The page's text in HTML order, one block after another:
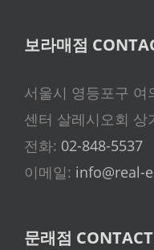
보라매점
서울시 영등포구 여
센터 살레시오회 상
전화: 02-848-5537
이메일: info@real-
문래점